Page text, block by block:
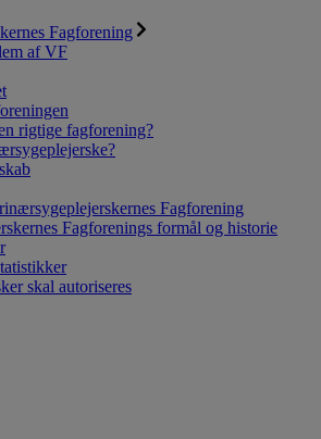
Fagforening
af VF
rigtige fagforening?
Fagforening
Fagforenings formål og historie
skal autoriseres